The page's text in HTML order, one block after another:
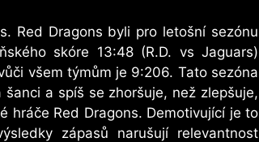
Red Dragons byli pro letošní sezónu
skóre 13:48 (R.D. vs Jaguars)
všem týmům je 9:206. Tato sezóna
a spíš se zhoršuje, než zlepšuje,
hráče Red Dragons. Demotivující je to
zápasů narušují relevantnost